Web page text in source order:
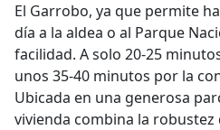
El Garrobo, ya que permite
día a la aldea o al Parque
facilidad. A solo 20-25
unos 35-40 minutos por la
Ubicada en una generosa
vivienda combina la